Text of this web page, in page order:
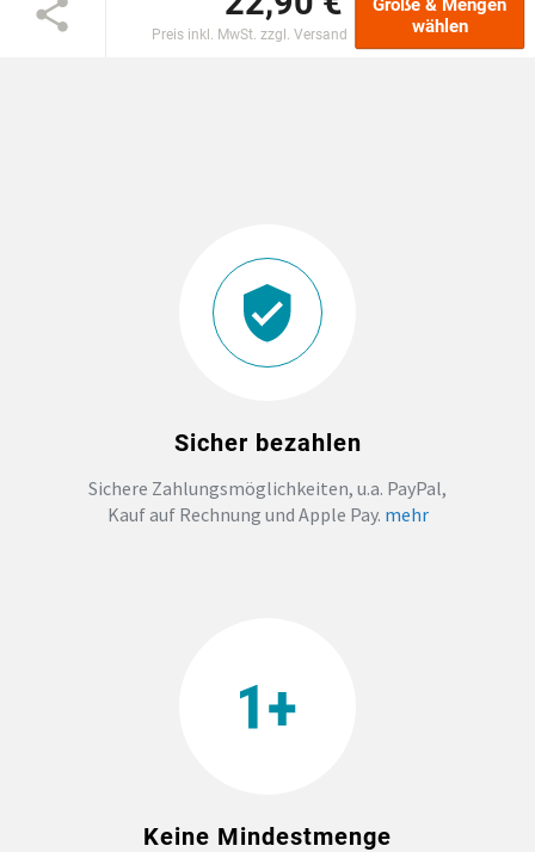
EINSCHULUNG
PRINT ON DEMAND
Preis inkl. MwSt. zzgl. Versand
Größe & Mengen
wählen
Sicher bezahlen
Sichere Zahlungsmöglichkeiten, u.a. PayPal,
Kauf auf Rechnung und Apple Pay. mehr
Keine Mindestmenge